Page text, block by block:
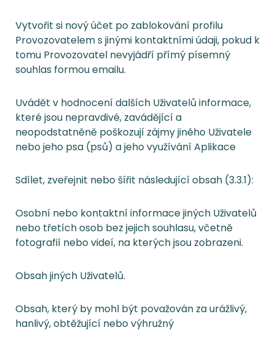
Vytvořit si nový účet po zablokování profilu
Provozovatelem s jinými kontaktními údaji, pokud k
tomu Provozovatel nevyjádří přímý písemný
souhlas formou emailu.
Uvádět v hodnocení dalších Uživatelů informace,
které jsou nepravdivé, zavádějící a
neopodstatněně poškozují zájmy jiného Uživatele
nebo jeho psa (psů) a jeho využívání Aplikace
Sdílet, zveřejnit nebo šířit následující obsah (3.3.1):
Osobní nebo kontaktní informace jiných Uživatelů
nebo třetích osob bez jejich souhlasu, včetně
fotografií nebo videí, na kterých jsou zobrazeni.
Obsah jiných Uživatelů.
Obsah, který by mohl být považován za urážlivý,
hanlivý, obtěžující nebo výhružný